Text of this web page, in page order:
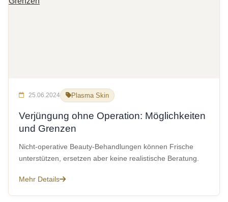
25.06.2024 Plasma Skin
Verjüngung ohne Operation: Möglichkeiten
und Grenzen
Nicht-operative Beauty-Behandlungen können Frische
unterstützen, ersetzen aber keine realistische Beratung.
Mehr Details